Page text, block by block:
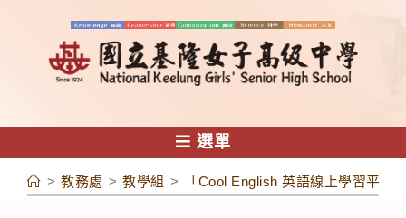
容
選單
> 教務處 > 教學組 > 「Cool English 英語線上學習平